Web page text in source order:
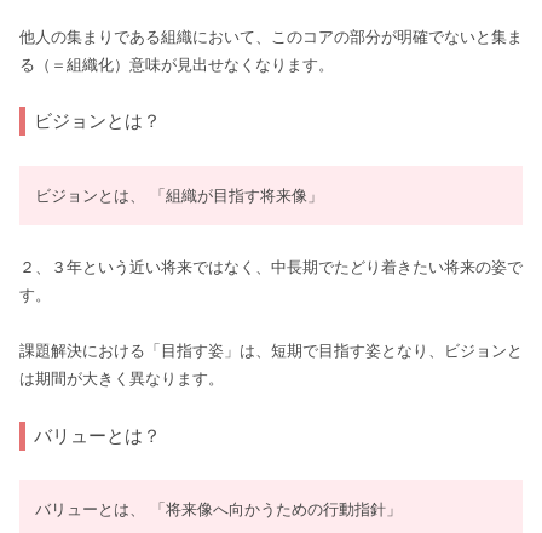
他人の集まりである組織において、このコアの部分が明確でないと集ま
る（＝組織化）意味が見出せなくなります。
ビジョンとは？
ビジョンとは、 「組織が目指す将来像」
２、３年という近い将来ではなく、中長期でたどり着きたい将来の姿で
す。
課題解決における「目指す姿」は、短期で目指す姿となり、ビジョンと
は期間が大きく異なります。
バリューとは？
バリューとは、 「将来像へ向かうための行動指針」